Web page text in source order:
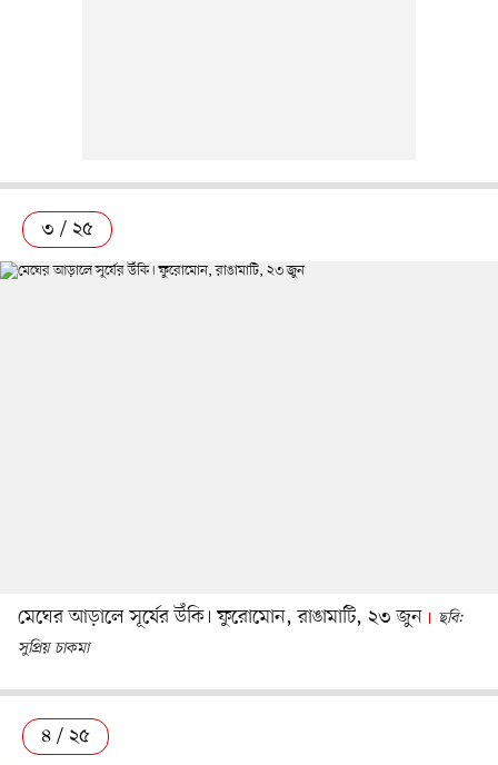
৩ / ২৫
মেঘের আড়ালে সূর্যের উঁকি। ফুরোমোন, রাঙামাটি, ২৩ জুন
ছবি:
সুপ্রিয় চাকমা
৪ / ২৫